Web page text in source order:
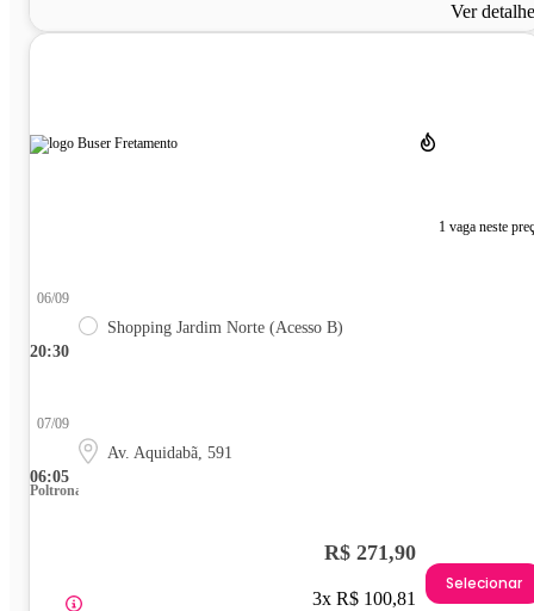
Ver
1 vaga neste
20:30
06/09
Shopping Jardim Norte (Acesso B)
06:05
07/09
Av. Aquidabã, 591
Poltrona
R$ 271,90
3x R$ 100,81
Selecionar